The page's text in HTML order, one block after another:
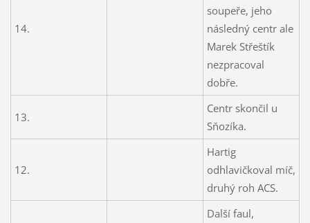
14.
soupeře, jeho
následný centr ale
Marek Střeštík
nezpracoval
dobře.
13.
Centr skončil u
Sňozíka.
12.
Hartig
odhlavičkoval míč,
druhý roh ACS.
Další faul,